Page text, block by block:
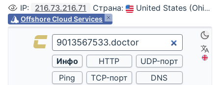
IP: 216.73.216.71 Страна: United States (Ohio, Columbus)
Offshore Cloud Services